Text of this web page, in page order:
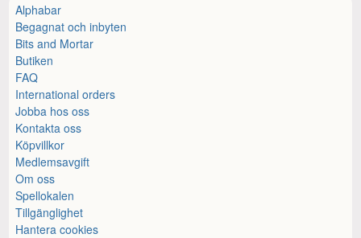
Alphabar
Begagnat och inbyten
Bits and Mortar
Butiken
FAQ
International orders
Jobba hos oss
Kontakta oss
Köpvillkor
Medlemsavgift
Om oss
Spellokalen
Tillgänglighet
Hantera cookies